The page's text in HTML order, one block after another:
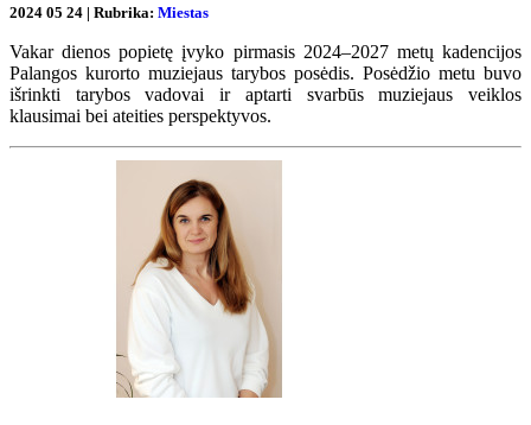
2024 05 24 | Rubrika: Miestas
Vakar dienos popietę įvyko pirmasis 2024–2027 metų kadencijos
Palangos kurorto muziejaus tarybos posėdis. Posėdžio metu buvo
išrinkti tarybos vadovai ir aptarti svarbūs muziejaus veiklos
klausimai bei ateities perspektyvos.